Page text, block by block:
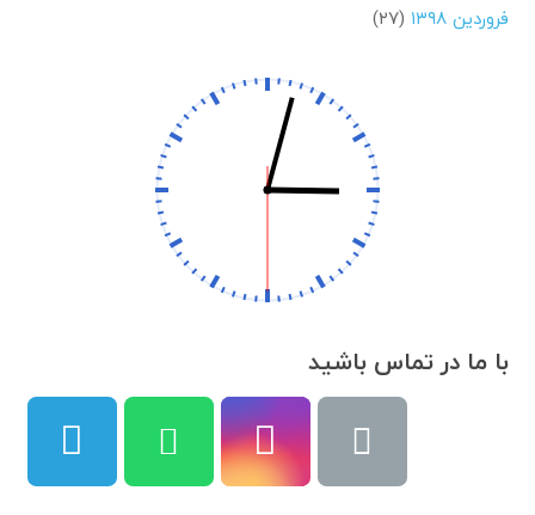
فروردین ۱۳۹۸
(۲۷)
با ما در تماس باشید